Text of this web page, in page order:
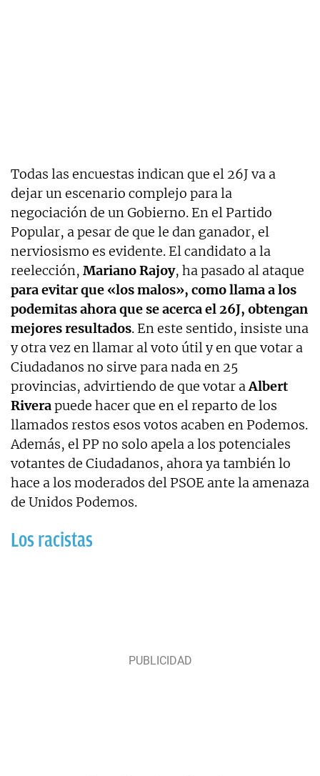
Todas las encuestas indican que el 26J va a
dejar un escenario complejo para la
negociación de un Gobierno. En el Partido
Popular, a pesar de que le dan ganador, el
nerviosismo es evidente. El candidato a la
reelección, Mariano Rajoy, ha pasado al ataque
para evitar que «los malos», como llama a los
podemitas ahora que se acerca el 26J, obtengan
mejores resultados. En este sentido, insiste una
y otra vez en llamar al voto útil y en que votar a
Ciudadanos no sirve para nada en 25
provincias, advirtiendo de que votar aAlbert
Riverapuede hacer que en el reparto de los
llamados restos esos votos acaben en Podemos.
Además, el PP no solo apela a los potenciales
votantes de Ciudadanos, ahora ya también lo
hace a los moderados del PSOE ante la amenaza
de Unidos Podemos.
Los racistas